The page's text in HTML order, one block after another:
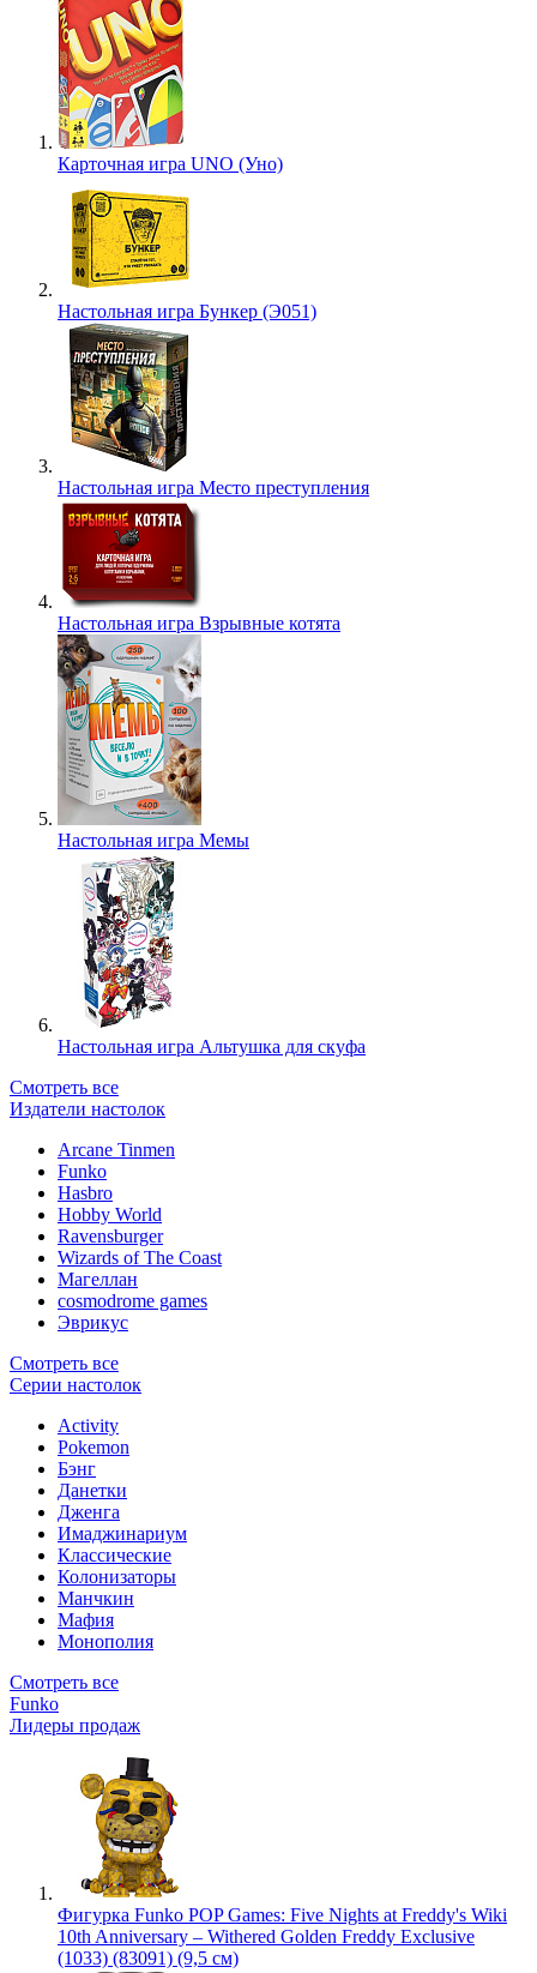
Карточная игра UNO (Уно)
Настольная игра Бункер (Э051)
Настольная игра Место преступления
Настольная игра Взрывные котята
Настольная игра Мемы
Настольная игра Альтушка для скуфа
Смотреть все
Издатели настолок
Arcane Tinmen
Funko
Hasbro
Hobby World
Ravensburger
Wizards of The Coast
Магеллан
сosmodrome games
Эврикус
Смотреть все
Серии настолок
Activity
Pokemon
Бэнг
Данетки
Дженга
Имаджинариум
Классические
Колонизаторы
Манчкин
Мафия
Монополия
Смотреть все
Funko
Лидеры продаж
Фигурка Funko POP Games: Five Nights at Freddy's Wiki
10th Anniversary – Withered Golden Freddy Exclusive
(1033) (83091) (9,5 см)